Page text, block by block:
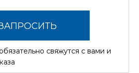
СТОИМОСТЬсвяжутся с вами и